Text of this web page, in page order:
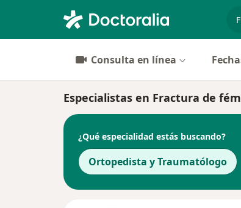
Consulta en línea
Especialistas en Fractura de
¿Qué especialidad estás buscando?
Ortopedista y Traumatólogo